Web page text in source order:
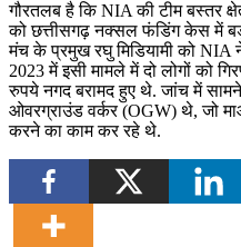
गौरतलब है कि NIA की टीम बस्तर
को छत्तीसगढ़ नक्सल फंडिंग केस में
मंच के प्रमुख रघु मिडियामी को NIA
2023 में इसी मामले में दो लोगों को
रुपये नगद बरामद हुए थे. जांच में
ओवरग्राउंड वर्कर (OGW) थे, जो
करने का काम कर रहे थे.